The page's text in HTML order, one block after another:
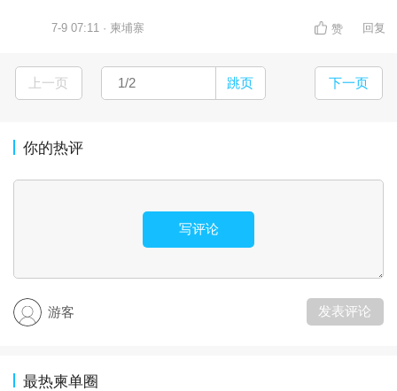
7-9 07:11 · 柬埔寨 赞 回复
上一页 跳页 下一页
你的热评
写评论
游客 发表评论
最热柬单圈